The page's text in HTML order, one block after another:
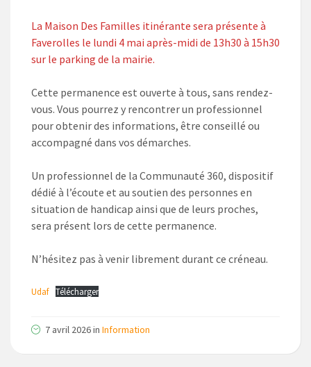
La Maison Des Familles itinérante sera présente à
Faverolles le lundi 4 mai après-midi de 13h30 à 15h30
sur le parking de la mairie.
Cette permanence est ouverte à tous, sans rendez-
vous. Vous pourrez y rencontrer un professionnel
pour obtenir des informations, être conseillé ou
accompagné dans vos démarches.
Un professionnel de la Communauté 360, dispositif
dédié à l’écoute et au soutien des personnes en
situation de handicap ainsi que de leurs proches,
sera présent lors de cette permanence.
N’hésitez pas à venir librement durant ce créneau.
Udaf Télécharger
7 avril 2026in Information